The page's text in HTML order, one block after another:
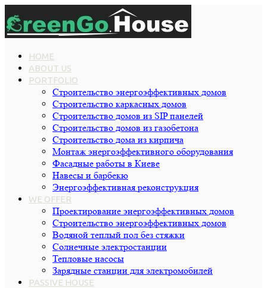
HOME
ABOUT US
PORTFOLIO
Строительство энергоэффективных домов
Строительство каркасных домов
Строительство домов из SIP панелей
Строительство домов из газобетона
Строительство дома из кирпича
Монтаж энергоэффективного оборудования
Фасадные работы в Киеве
Навесы и барбекю
Энергоэффективная реконструкция
WE OFFER
Проектирование энергоэффективных домов
Строительство энергоэффективных домов
Водяной теплый пол без стяжки
Cолнечные электростанции
Тепловые насосы
Зарядные станции для электромобилей
PASSIVE HOUSE